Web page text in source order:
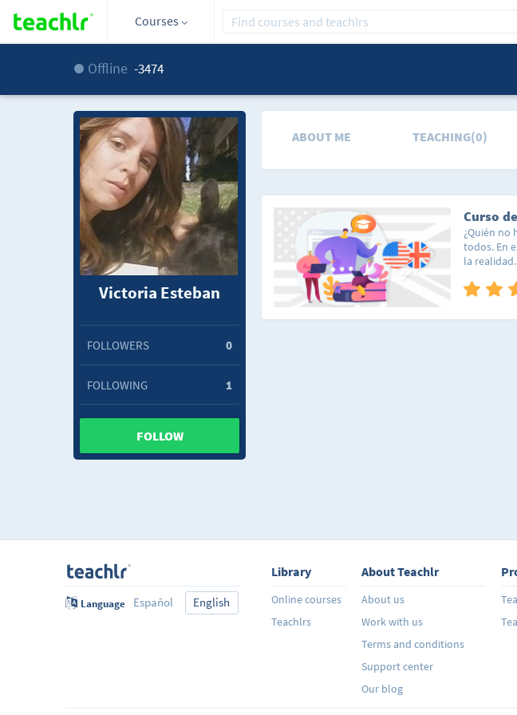
Courses
Offline -3474
Victoria Esteban
FOLLOWERS 0
FOLLOWING 1
FOLLOW
ABOUT ME TEACHING(0)
Curso
¿Quién no
todos. En
la
una
donde se
Language Español English
Library
Online courses
Teachlrs
About Teachlr
About us
Work with us
Terms and conditions
Support center
Our blog